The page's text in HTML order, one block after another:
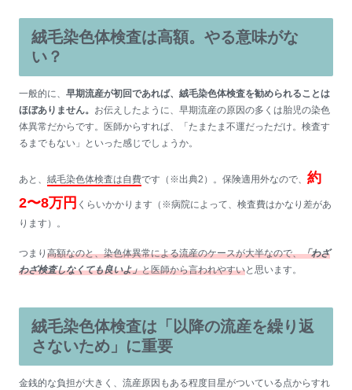
絨毛染色体検査は高額。やる意味がな
い？
一般的に、 早期流産が初回であれば、絨毛染色体検査を勧められることは
ほぼありません。 お伝えしたように、早期流産の原因の多くは胎児の染色
体異常だからです。医師からすれば、「たまたま不運だっただけ。検査す
るまでもない」といった感じでしょうか。
あと、 絨毛染色体検査は自費です（※出典2）。保険適用外なので、 約
2〜8万円 くらいかかります（※病院によって、検査費はかなり差があ
ります）。
つまり 高額なのと、染色体異常による流産のケースが大半なので、「わざ
わざ検査しなくても良いよ」と医師から言われやすいと思います。
絨毛染色体検査は「以降の流産を繰り返
さないため」に重要
金銭的な負担が大きく、流産原因もある程度目星がついている点からすれ